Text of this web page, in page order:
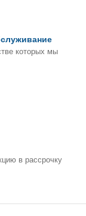
которых мы
в рассрочку